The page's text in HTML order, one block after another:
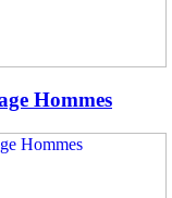
Hommes